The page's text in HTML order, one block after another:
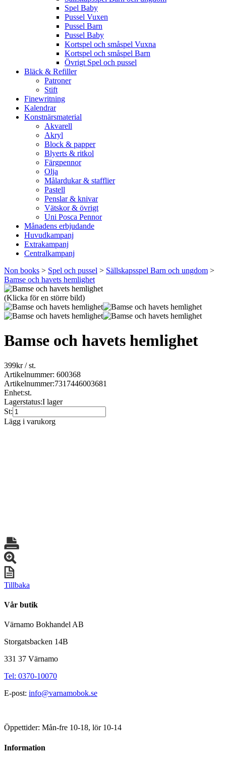
Spel Baby
Pussel Vuxen
Pussel Barn
Pussel Baby
Kortspel och småspel Vuxna
Kortspel och småspel Barn
Övrigt Spel och pussel
Bläck & Refiller
Patroner
Stift
Finewritning
Kalendrar
Konstnärsmaterial
Akvarell
Akryl
Block & papper
Blyerts & ritkol
Färgpennor
Olja
Målardukar & stafflier
Pastell
Penslar & knivar
Vätskor & övrigt
Uni Posca Pennor
Månadens erbjudande
Huvudkampanj
Extrakampanj
Centralkampanj
Non books > Spel och pussel > Sällskapsspel Barn och ungdom >
Bamse och havets hemlighet
(Klicka för en större bild)
Bamse och havets hemlighet
399kr/ st.
Artikelnummer: 600368
Artikelnummer:7317446003681
Enhet:st.
Lagerstatus:I lager
St:
Lägg i varukorg
Tillbaka
Vår butik
Värnamo Bokhandel AB
Storgatsbacken 14B
331 37 Värnamo
Tel: 0370-10070
E-post: info@varnamobok.se
Öppettider: Mån-fre 10-18, lör 10-14
Information